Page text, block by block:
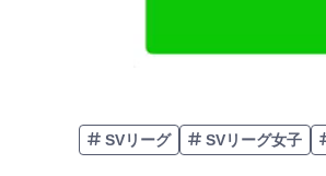
SVリーグ SVリーグ女子